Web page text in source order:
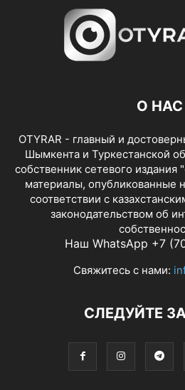
О НАС
OTYRAR - главный и
Шымкента и Туркестанской
собственник сетевого издания
материалы, опубликованные
соответствии с
законодательством об
Наш WhatsApp +7
Свяжитесь с нами:
СЛЕДУЙТЕ